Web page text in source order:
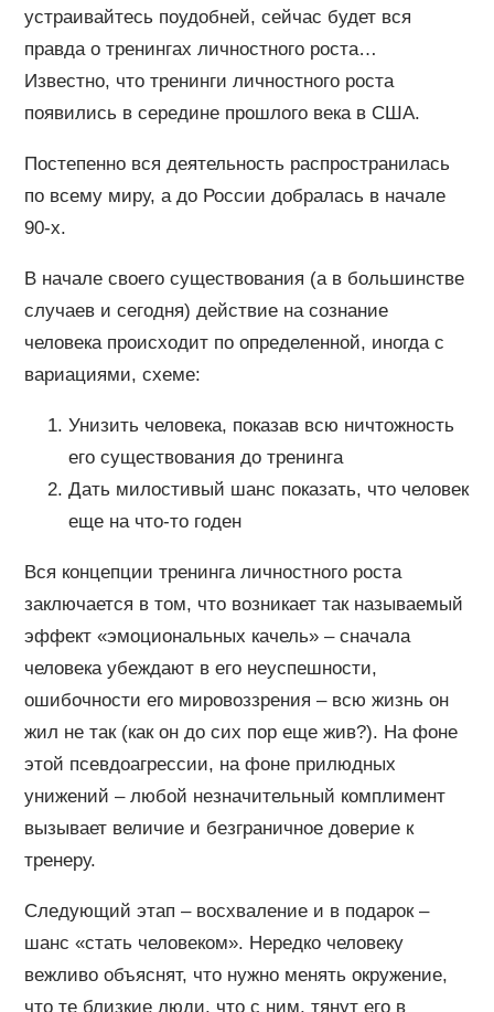
устраивайтесь поудобней, сейчас будет вся
правда о тренингах личностного роста…
Известно, что тренинги личностного роста
появились в середине прошлого века в США.
Постепенно вся деятельность распространилась
по всему миру, а до России добралась в начале
90-х.
В начале своего существования (а в большинстве
случаев и сегодня) действие на сознание
человека происходит по определенной, иногда с
вариациями, схеме:
Унизить человека, показав всю ничтожность
его существования до тренинга
Дать милостивый шанс показать, что человек
еще на что-то годен
Вся концепции тренинга личностного роста
заключается в том, что возникает так называемый
эффект «эмоциональных качель» – сначала
человека убеждают в его неуспешности,
ошибочности его мировоззрения – всю жизнь он
жил не так (как он до сих пор еще жив?). На фоне
этой псевдоагрессии, на фоне прилюдных
унижений – любой незначительный комплимент
вызывает величие и безграничное доверие к
тренеру.
Следующий этап – восхваление и в подарок –
шанс «стать человеком». Нередко человеку
вежливо объяснят, что нужно менять окружение,
что те близкие люди, что с ним, тянут его в